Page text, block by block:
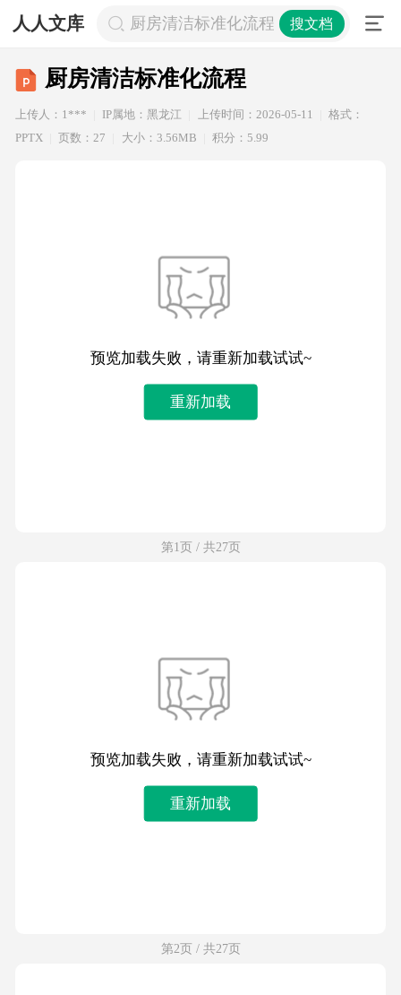
人人文库 厨房清洁标准化流程 搜文档
厨房清洁标准化流程
上传人：1*** IP属地：黑龙江 上传时间：2026-05-11
格式：
PPTX
页数：27 大小：3.56MB 积分：5.99
预览加载失败，请重新加载试试~
重新加载
第1页 / 共27页
预览加载失败，请重新加载试试~
重新加载
第2页 / 共27页